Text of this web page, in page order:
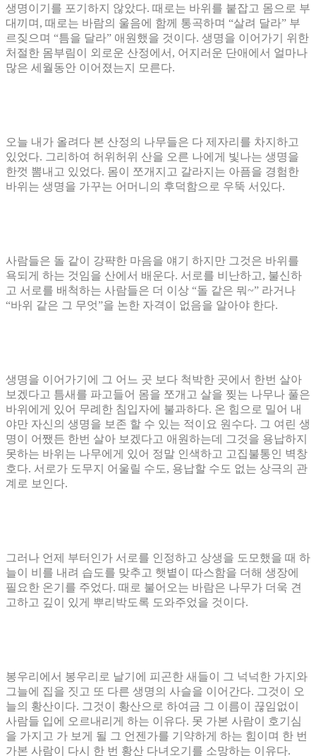
생명이기를 포기하지 않았다. 때로는 바위를 붙잡고 몸으로 부
대끼며 , 때로는 바람의 울음에 함께 통곡하며 “살려 달라” 부
르짖으며 “틈을 달라” 애원했을 것이다. 생명을 이어가기 위한
처절한 몸부림이 외로운 산정에서 , 어지러운 단애에서 얼마나
많은 세월동안 이어졌는지 모른다.
오늘 내가 올려다 본 산정의 나무들은 다 제자리를 차지하고
있었다. 그리하여 허위허위 산을 오른 나에게 빛나는 생명을
한껏 뽐내고 있었다. 몸이 쪼개지고 갈라지는 아픔을 경험한
바위는 생명을 가꾸는 어머니의 후덕함으로 우뚝 서있다.
사람들은 돌 같이 강퍅한 마음을 얘기 하지만 그것은 바위를
욕되게 하는 것임을 산에서 배운다. 서로를 비난하고, 불신하
고 서로를 배척하는 사람들은 더 이상 “돌 같은 뭐~” 라거나
“바위 같은 그 무엇”을 논한 자격이 없음을 알아야 한다.
생명을 이어가기에 그 어느 곳 보다 척박한 곳에서 한번 살아
보겠다고 틈새를 파고들어 몸을 쪼개고 살을 찢는 나무나 풀은
바위에게 있어 무례한 침입자에 불과하다. 온 힘으로 밀어 내
야만 자신의 생명을 보존 할 수 있는 적이요 원수다. 그 여린 생
명이 어쨌든 한번 살아 보겠다고 애원하는데 그것을 용납하지
못하는 바위는 나무에게 있어 정말 인색하고 고집불통인 벽창
호다. 서로가 도무지 어울릴 수도, 용납할 수도 없는 상극의 관
계로 보인다.
그러나 언제 부터인가 서로를 인정하고 상생을 도모했을 때 하
늘이 비를 내려 습도를 맞추고 햇볕이 따스함을 더해 생장에
필요한 온기를 주었다. 때로 불어오는 바람은 나무가 더욱 견
고하고 깊이 있게 뿌리박도록 도와주었을 것이다.
봉우리에서 봉우리로 날기에 피곤한 새들이 그 넉넉한 가지와
그늘에 집을 짓고 또 다른 생명의 사슬을 이어간다. 그것이 오
늘의 황산이다. 그것이 황산으로 하여금 그 이름이 끊임없이
사람들 입에 오르내리게 하는 이유다. 못 가본 사람이 호기심
을 가지고 가 보게 될 그 언젠가를 기약하게 하는 힘이며 한 번
가본 사람이 다시 한 번 황산 다녀오기를 소망하는 이유다.